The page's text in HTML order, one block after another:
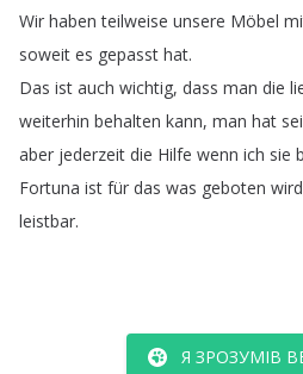
Wir haben teilweise unsere Möbel
soweit es gepasst hat.
Das ist auch wichtig, dass man die
weiterhin behalten kann, man hat
aber jederzeit die Hilfe wenn ich sie
Fortuna ist für das was geboten wird
leistbar.
Я ЗРОЗУМІВ